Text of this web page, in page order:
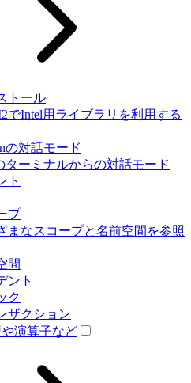
トール
でIntel用ライブラリを利用する
の対話モード
ターミナルからの対話モード
ト
プ
まなスコープと名前空間を参照
間
ント
ク
ザクション
演算子など